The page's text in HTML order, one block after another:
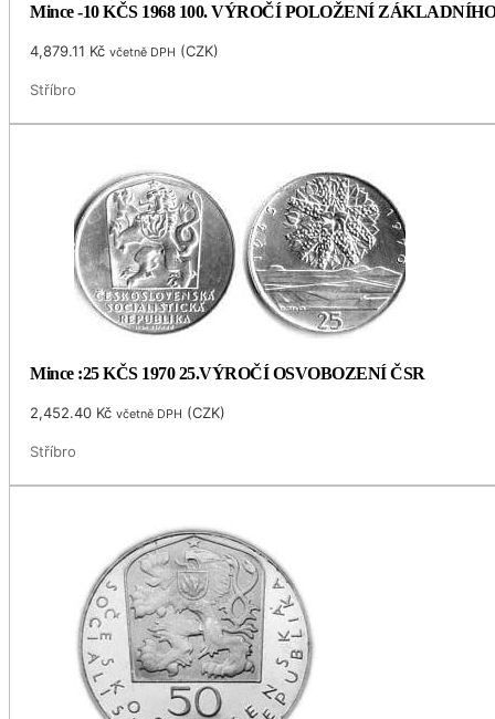
Mince -10 KČS 1968 100. VÝROČÍ POLOŽENÍ
4,879.11 Kč včetně DPH (CZK)
Stříbro
Mince :25 KČS 1970 25.VÝROČÍ OSVOBOZENÍ ČSR
2,452.40 Kč včetně DPH (CZK)
Stříbro